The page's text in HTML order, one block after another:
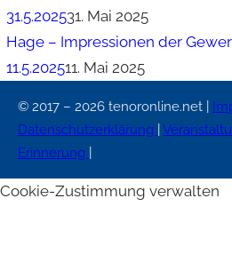
31.5.202531. Mai 2025
Hage – Impressionen der
11.5.202511. Mai 2025
© 2017 – 2026 tenoronline.net |
Datenschutzerklärung
Erinnerung
Cookie-Zustimmung verwalten